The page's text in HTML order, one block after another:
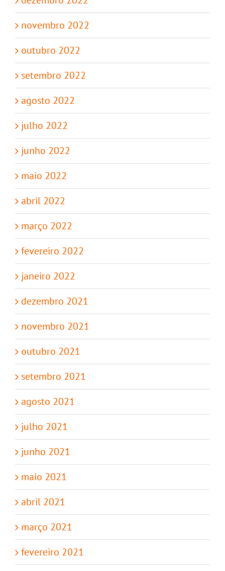
novembro 2022
outubro 2022
setembro 2022
agosto 2022
julho 2022
junho 2022
maio 2022
abril 2022
março 2022
fevereiro 2022
janeiro 2022
dezembro 2021
novembro 2021
outubro 2021
setembro 2021
agosto 2021
julho 2021
junho 2021
maio 2021
abril 2021
março 2021
fevereiro 2021